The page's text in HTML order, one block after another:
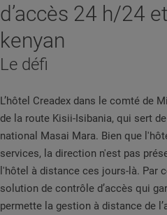
d’accès 24 h/24
kenyan
Le défi
L’hôtel Creadex dans le comté de
de la route Kisii-Isibania, qui sert
national Masai Mara. Bien que
services, la direction n'est pas
l'hôtel à distance ces jours-là. Par
solution de contrôle d’accès qui
permette la gestion à distance de